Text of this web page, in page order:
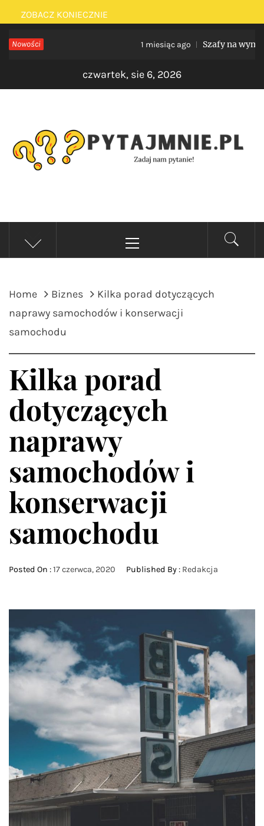
Skip
to
content
ZOBACZ KONIECZNIE
Nowości 1 miesiąc ago Szafy na wymiar do
czwartek, sie 6, 2026
PYTAJMNIE.PL
Zadaj nam pytanie!
Menu
Home Biznes
Kilka porad dotyczących
naprawy samochodów i konserwacji
samochodu
Kilka porad
dotyczących
naprawy
samochodów i
konserwacji
samochodu
Posted On :17 czerwca, 2020 Published By : Redakcja